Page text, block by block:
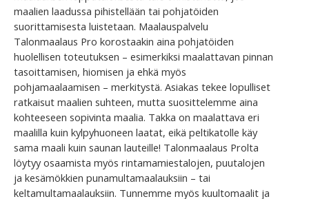
maalien laadussa pihistellään tai pohjatöiden
suorittamisesta luistetaan. Maalauspalvelu
Talonmaalaus Pro korostaakin aina pohjatöiden
huolellisen toteutuksen – esimerkiksi maalattavan pinnan
tasoittamisen, hiomisen ja ehkä myös
pohjamaalaamisen – merkitystä. Asiakas tekee lopulliset
ratkaisut maalien suhteen, mutta suosittelemme aina
kohteeseen sopivinta maalia. Takka on maalattava eri
maalilla kuin kylpyhuoneen laatat, eikä peltikatolle käy
sama maali kuin saunan lauteille! Talonmaalaus Prolta
löytyy osaamista myös rintamamiestalojen, puutalojen
ja kesämökkien punamultamaalauksiin – tai
keltamultamaalauksiin. Tunnemme myös kuultomaalit ja